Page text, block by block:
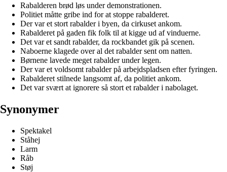
Rabalderen brød løs under demonstrationen.
Politiet måtte gribe ind for at stoppe rabalderet.
Der var et stort rabalder i byen, da cirkuset ankom.
Rabalderet på gaden fik folk til at kigge ud af vinduerne.
Det var et sandt rabalder, da rockbandet gik på scenen.
Naboerne klagede over al det rabalder sent om natten.
Børnene lavede meget rabalder under legen.
Der var et voldsomt rabalder på arbejdspladsen efter fyringen.
Rabalderet stilnede langsomt af, da politiet ankom.
Det var svært at ignorere så stort et rabalder i nabolaget.
Synonymer
Spektakel
Ståhej
Larm
Råb
Støj